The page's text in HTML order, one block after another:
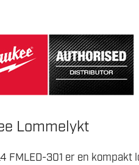
Lommelykt
FMLED-301 er en